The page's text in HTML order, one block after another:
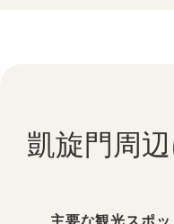
凱旋門周